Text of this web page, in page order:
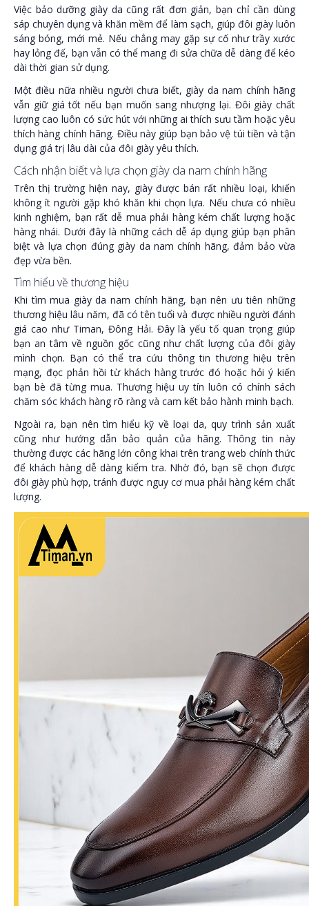
Việc bảo dưỡng giày da cũng rất đơn giản, bạn chỉ cần dùng
sáp chuyên dụng và khăn mềm để làm sạch, giúp đôi giày luôn
sáng bóng, mới mẻ. Nếu chẳng may gặp sự cố như trầy xước
hay lỏng đế, bạn vẫn có thể mang đi sửa chữa dễ dàng để kéo
dài thời gian sử dụng.
Một điều nữa nhiều người chưa biết, giày da nam chính hãng
vẫn giữ giá tốt nếu bạn muốn sang nhượng lại. Đôi giày chất
lượng cao luôn có sức hút với những ai thích sưu tầm hoặc yêu
thích hàng chính hãng. Điều này giúp bạn bảo vệ túi tiền và tận
dụng giá trị lâu dài của đôi giày yêu thích.
Cách nhận biết và lựa chọn giày da nam chính hãng
Trên thị trường hiện nay, giày được bán rất nhiều loại, khiến
không ít người gặp khó khăn khi chọn lựa. Nếu chưa có nhiều
kinh nghiệm, bạn rất dễ mua phải hàng kém chất lượng hoặc
hàng nhái. Dưới đây là những cách dễ áp dụng giúp bạn phân
biệt và lựa chọn đúng giày da nam chính hãng, đảm bảo vừa
đẹp vừa bền.
Tìm hiểu về thương hiệu
Khi tìm mua giày da nam chính hãng, bạn nên ưu tiên những
thương hiệu lâu năm, đã có tên tuổi và được nhiều người đánh
giá cao như Timan, Đông Hải. Đây là yếu tố quan trọng giúp
bạn an tâm về nguồn gốc cũng như chất lượng của đôi giày
mình chọn. Bạn có thể tra cứu thông tin thương hiệu trên
mạng, đọc phản hồi từ khách hàng trước đó hoặc hỏi ý kiến
bạn bè đã từng mua. Thương hiệu uy tín luôn có chính sách
chăm sóc khách hàng rõ ràng và cam kết bảo hành minh bạch.
Ngoài ra, bạn nên tìm hiểu kỹ về loại da, quy trình sản xuất
cũng như hướng dẫn bảo quản của hãng. Thông tin này
thường được các hãng lớn công khai trên trang web chính thức
để khách hàng dễ dàng kiểm tra. Nhờ đó, bạn sẽ chọn được
đôi giày phù hợp, tránh được nguy cơ mua phải hàng kém chất
lượng.